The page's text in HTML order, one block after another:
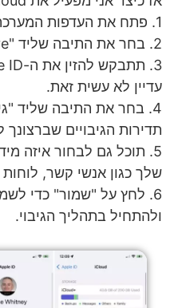
1. פתח את העדפות המערכת ובחר iCloud.
2. בחר את התיבה שליד "iCloud Drive" ו-"גיבוי".
עדיין לא עשית זאת.
4. בחר את התיבה שליד
תדירות הגיבויים שברצונך
5. תוכל גם לבחור איזה
שלך כגון אנשי קשר,
6. לחץ על "שמור" כדי
ולהתחיל בתהליך הגיבוי.